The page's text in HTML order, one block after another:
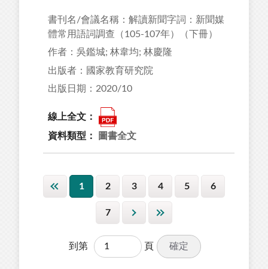
書刊名/會議名稱：解讀新聞字詞：新聞媒
體常用語詞調查（105-107年）（下冊）
作者：吳鑑城; 林韋均; 林慶隆
出版者：國家教育研究院
出版日期：2020/10
線上全文：
資料類型： 圖書全文
1 2 3 4 5 6
7
到第 頁 確定